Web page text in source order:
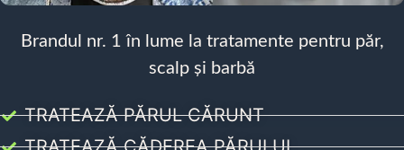
Brandul nr. 1 în lume la tratamente pentru păr,
scalp și barbă
TRATEAZĂ PĂRUL CĂRUNT